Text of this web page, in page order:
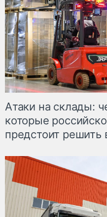
Атаки на склады:
которые
предстоит решить